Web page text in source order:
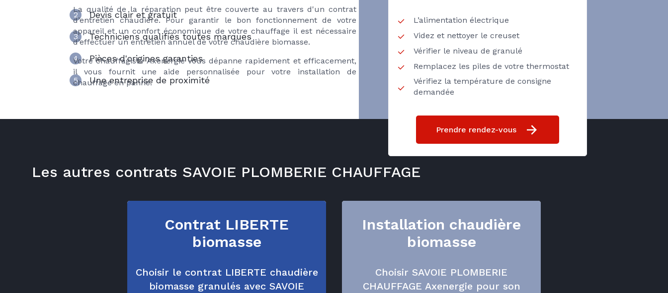
La qualité de la réparation peut être couverte au travers d'un contrat
d’entretien chaudière. Pour garantir le bon fonctionnement de votre
appareil et un confort économique de votre chauffage il est nécessaire
d’effectuer un entretien annuel de votre chaudière biomasse.
Votre chauffagiste Axenergie vous dépanne rapidement et efficacement,
il vous fournit une aide personnalisée pour votre installation de
chauffage en panne.
L’alimentation électrique
Videz et nettoyer le creuset
Vérifier le niveau de granulé
Remplacez les piles de votre thermostat
Vérifiez la température de consigne
demandée
Prendre rendez-vous
2 Devis clair et gratuit
3 Techniciens qualifiés toutes marques
4 Pièces d'origines garanties
5 Une entreprise de proximité
Les autres contrats SAVOIE PLOMBERIE CHAUFFAGE
Contrat LIBERTE
biomasse
Choisir le contrat LIBERTE chaudière
biomasse granulés avec SAVOIE
Installation chaudière
biomasse
Choisir SAVOIE PLOMBERIE
CHAUFFAGE Axenergie pour son